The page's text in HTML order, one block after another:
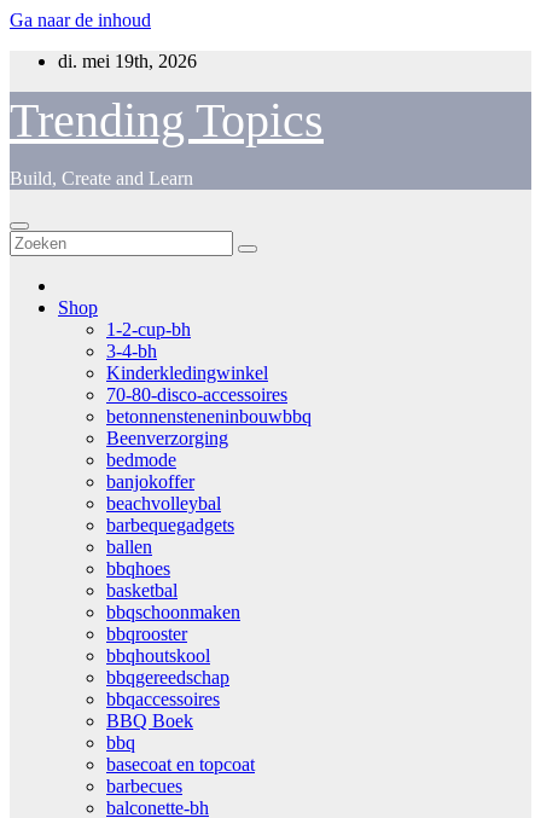
Ga naar de inhoud
di. mei 19th, 2026
Trending Topics
Build, Create and Learn
Shop
1-2-cup-bh
3-4-bh
Kinderkledingwinkel
70-80-disco-accessoires
betonnensteneninbouwbbq
Beenverzorging
bedmode
banjokoffer
beachvolleybal
barbequegadgets
ballen
bbqhoes
basketbal
bbqschoonmaken
bbqrooster
bbqhoutskool
bbqgereedschap
bbqaccessoires
BBQ Boek
bbq
basecoat en topcoat
barbecues
balconette-bh